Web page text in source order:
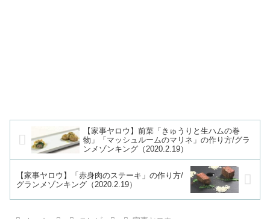
【家事ヤロウ】前菜「きゅうりと生ハムの巻
物」「マッシュルームのマリネ」の作り方/グラ
ンメゾンキング（2020.2.19）
【家事ヤロウ】「赤身肉のステーキ」の作り方/
グランメゾンキング（2020.2.19）